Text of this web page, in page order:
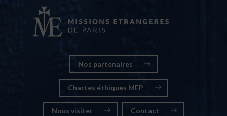
Nos partenaires
Chartes éthiques MEP
Nous visiter Contact